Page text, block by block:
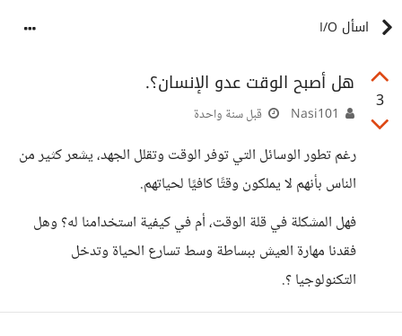
اسأل I/O
3
هل أصبح الوقت عدو الإنسان؟.
قبل سنة واحدة
رغم تطور الوسائل التي توفر الوقت وتقلل الجهد، يشعر كثير من
الناس بأنهم لا يملكون وقتًا كافيًا لحياتهم.
فهل المشكلة في قلة الوقت، أم في كيفية استخدامنا له؟ وهل
فقدنا مهارة العيش ببساطة وسط تسارع الحياة وتدخل
التكنولوجيا ؟.